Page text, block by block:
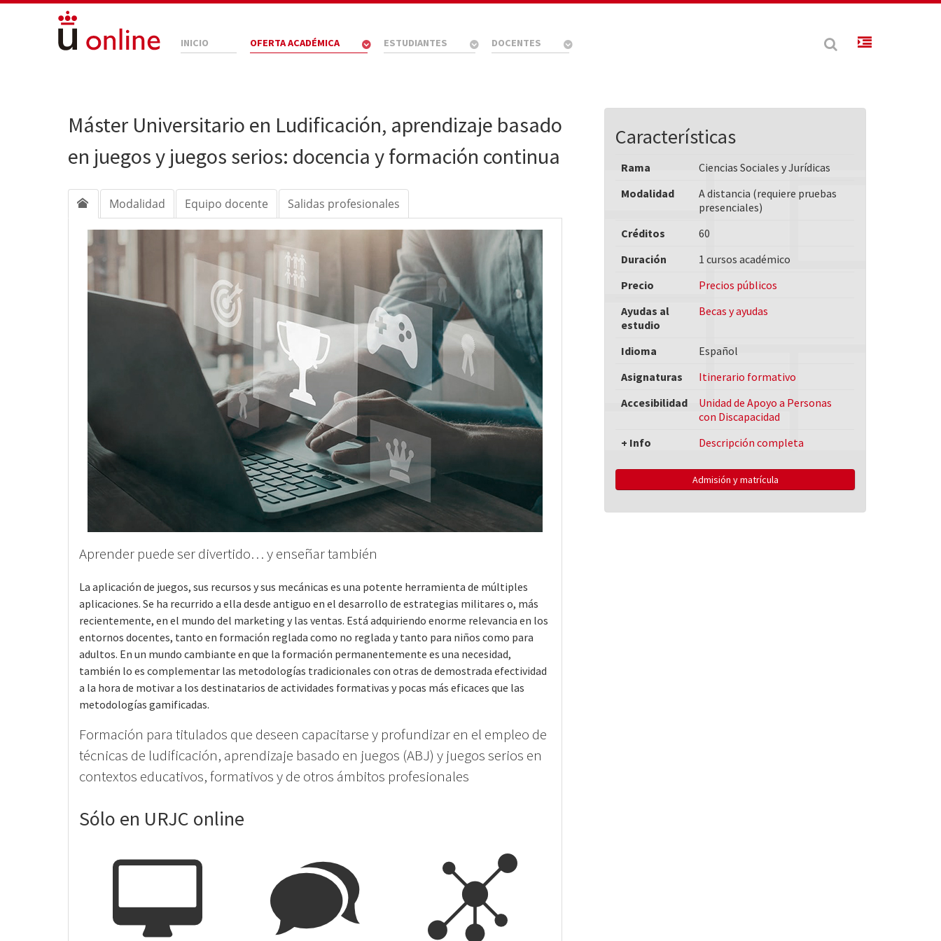
INICIO OFERTA ACADÉMICA ESTUDIANTES DOCENTES
Máster Universitario en Ludificación, aprendizaje basado
en juegos y juegos serios: docencia y formación continua
Modalidad Equipo docente Salidas profesionales
Aprender puede ser divertido… y enseñar también
La aplicación de juegos, sus recursos y sus mecánicas es una potente herramienta de múltiples
aplicaciones. Se ha recurrido a ella desde antiguo en el desarrollo de estrategias militares o, más
recientemente, en el mundo del marketing y las ventas. Está adquiriendo enorme relevancia en los
entornos docentes, tanto en formación reglada como no reglada y tanto para niños como para
adultos. En un mundo cambiante en que la formación permanentemente es una necesidad,
también lo es complementar las metodologías tradicionales con otras de demostrada efectividad
a la hora de motivar a los destinatarios de actividades formativas y pocas más eficaces que las
metodologías gamificadas.
Formación para titulados que deseen capacitarse y profundizar en el empleo de
técnicas de ludificación, aprendizaje basado en juegos (ABJ) y juegos serios en
contextos educativos, formativos y de otros ámbitos profesionales
Sólo en URJC online
Características
Rama
Ciencias Sociales y Jurídicas
Modalidad
A distancia (requiere pruebas
presenciales)
Créditos
60
Duración
1 cursos académico
Precio
Precios públicos
Ayudas al
estudio
Becas y ayudas
Idioma
Español
Asignaturas
Itinerario formativo
Accesibilidad
Unidad de Apoyo a Personas
con Discapacidad
+ Info
Descripción completa
Admisión y matrícula